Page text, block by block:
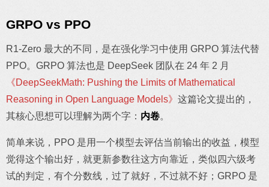
GRPO vs PPO
R1-Zero 最大的不同，是在强化学习中使用 GRPO 算法代替
PPO。GRPO 算法也是 DeepSeek 团队在 24 年 2 月
《DeepSeekMath: Pushing the Limits of Mathematical
Reasoning in Open Language Models》 这篇论文提出的，
其核心思想可以理解为两个字： 内卷。
简单来说，PPO 是用一个模型去评估当前输出的收益，模型
觉得这个输出好，就更新参数往这方向靠近，类似四六级考
试的判定，有个分数线，过了就好，不过就不好；GRPO 是